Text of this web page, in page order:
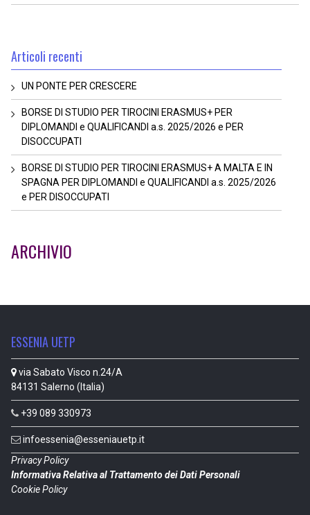
Articoli recenti
UN PONTE PER CRESCERE
BORSE DI STUDIO PER TIROCINI ERASMUS+ PER
DIPLOMANDI e QUALIFICANDI a.s. 2025/2026 e PER
DISOCCUPATI
BORSE DI STUDIO PER TIROCINI ERASMUS+ A MALTA E IN
SPAGNA PER DIPLOMANDI e QUALIFICANDI a.s. 2025/2026
e PER DISOCCUPATI
ARCHIVIO
ESSENIA UETP
via Sabato Visco n.24/A
84131 Salerno (Italia)
+39 089 330973
infoessenia@esseniauetp.it
Privacy Policy
Informativa Relativa al Trattamento dei Dati Personali
Cookie Policy